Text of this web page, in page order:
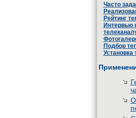
Часто
Рейтинг
Интервью
Подбор
Установка